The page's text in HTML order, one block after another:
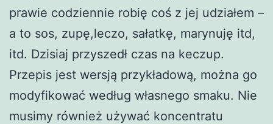
prawie codziennie robię coś z jej udziałem –
a to sos, zupę,leczo, sałatkę, marynuję itd,
itd. Dzisiaj przyszedł czas na keczup.
Przepis jest wersją przykładową, można go
modyfikować według własnego smaku. Nie
musimy również używać koncentratu